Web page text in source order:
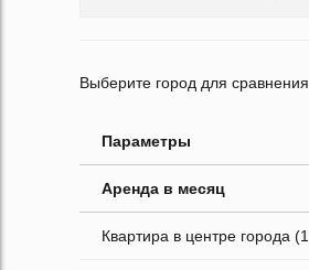
Выберите город для сравнения
Параметры
Аренда в месяц
Квартира в центре города